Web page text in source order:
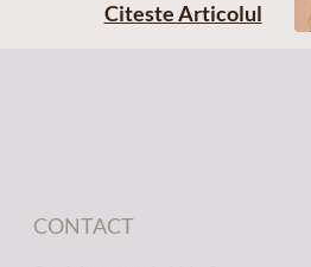
Citeste Articolul
CONTACT